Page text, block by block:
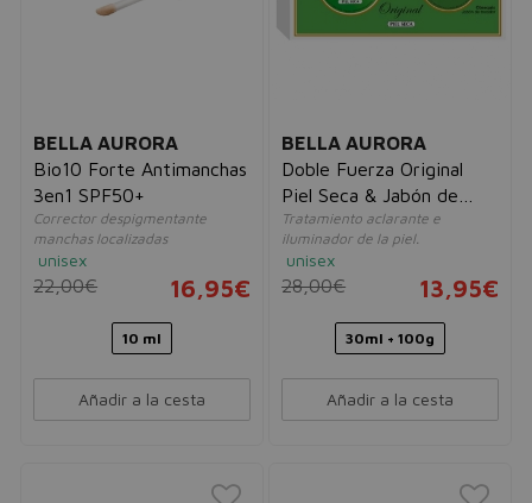
BELLA AURORA
Bio10 Forte Antimanchas
3en1 SPF50+
Corrector despigmentante
manchas localizadas
unisex
22,00€ 16,95€
10 ml
Añadir a la cesta
BELLA AURORA
Doble Fuerza Original
Piel Seca & Jabón de
Belleza Serenité
Tratamiento aclarante e
iluminador de la piel.
unisex
28,00€ 13,95€
30ml + 100g
Añadir a la cesta